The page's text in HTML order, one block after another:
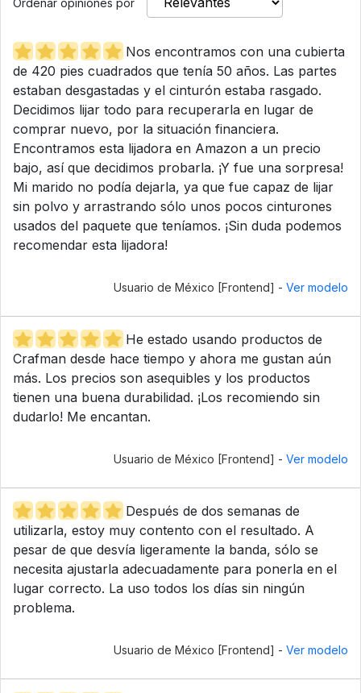
Ordenar opiniones por
Nos encontramos con una cubierta
de 420 pies cuadrados que tenía 50 años. Las partes
estaban desgastadas y el cinturón estaba rasgado.
Decidimos lijar todo para recuperarla en lugar de
comprar nuevo, por la situación financiera.
Encontramos esta lijadora en Amazon a un precio
bajo, así que decidimos probarla. ¡Y fue una sorpresa!
Mi marido no podía dejarla, ya que fue capaz de lijar
sin polvo y arrastrando sólo unos pocos cinturones
usados del paquete que teníamos. ¡Sin duda podemos
recomendar esta lijadora!
Usuario de México [Frontend] - Ver modelo
He estado usando productos de
Crafman desde hace tiempo y ahora me gustan aún
más. Los precios son asequibles y los productos
tienen una buena durabilidad. ¡Los recomiendo sin
dudarlo! Me encantan.
Usuario de México [Frontend] - Ver modelo
Después de dos semanas de
utilizarla, estoy muy contento con el resultado. A
pesar de que desvía ligeramente la banda, sólo se
necesita ajustarla adecuadamente para ponerla en el
lugar correcto. La uso todos los días sin ningún
problema.
Usuario de México [Frontend] - Ver modelo